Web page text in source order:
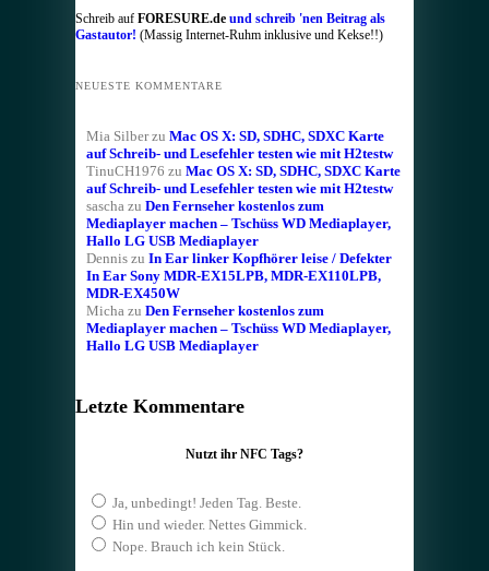
Schreib auf FORESURE.de und schreib 'nen Beitrag als
Gastautor! (Massig Internet-Ruhm inklusive und Kekse!!)
NEUESTE KOMMENTARE
Mia Silberzu Mac OS X: SD, SDHC, SDXC Karte
auf Schreib- und Lesefehler testen wie mit H2testw
TinuCH1976 zu Mac OS X: SD, SDHC, SDXC Karte
auf Schreib- und Lesefehler testen wie mit H2testw
saschazu Den Fernseher kostenlos zum
Mediaplayer machen – Tschüss WD Mediaplayer,
Hallo LG USB Mediaplayer
Denniszu In Ear linker Kopfhörer leise / Defekter
In Ear Sony MDR-EX15LPB, MDR-EX110LPB,
MDR-EX450W
Michazu Den Fernseher kostenlos zum
Mediaplayer machen – Tschüss WD Mediaplayer,
Hallo LG USB Mediaplayer
Letzte Kommentare
Nutzt ihr NFC Tags?
Ja, unbedingt! Jeden Tag. Beste.
Hin und wieder. Nettes Gimmick.
Nope. Brauch ich kein Stück.